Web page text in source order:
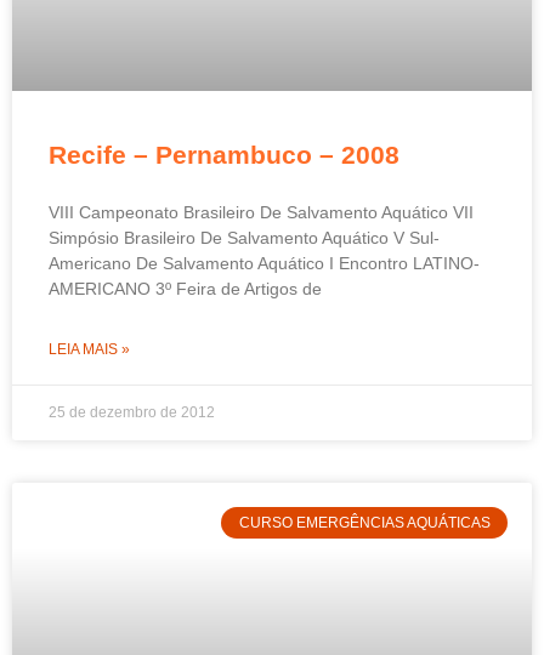
Recife – Pernambuco – 2008
VIII Campeonato Brasileiro De Salvamento Aquático VII
Simpósio Brasileiro De Salvamento Aquático V Sul-
Americano De Salvamento Aquático I Encontro LATINO-
AMERICANO 3º Feira de Artigos de
LEIA MAIS »
25 de dezembro de 2012
CURSO EMERGÊNCIAS AQUÁTICAS